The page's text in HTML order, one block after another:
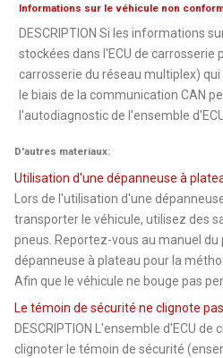
Informations sur le véhicule non
DESCRIPTION Si les informations
stockées dans l'ECU de carrosserie
carrosserie du réseau multiplex)
le biais de la communication CAN
l'autodiagnostic de l'ensemble
D'autres materiaux:
Utilisation d'une dépanneuse à
Lors de l'utilisation d'une
transporter le véhicule, utilisez des
pneus. Reportez-vous au manuel du
dépanneuse à plateau pour la
Afin que le véhicule ne bouge pas
Le témoin de sécurité ne clignote pas
DESCRIPTION L'ensemble d'ECU
clignoter le témoin de sécurité